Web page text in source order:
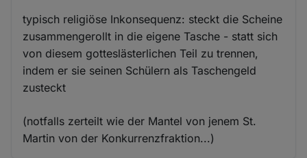
typisch religiöse Inkonsequenz: steckt die Scheine
zusammengerollt in die eigene Tasche - statt sich
von diesem gotteslästerlichen Teil zu trennen,
indem er sie seinen Schülern als Taschengeld
zusteckt
(notfalls zerteilt wie der Mantel von jenem St.
Martin von der Konkurrenzfraktion...)